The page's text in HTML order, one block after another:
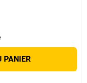
PANIER